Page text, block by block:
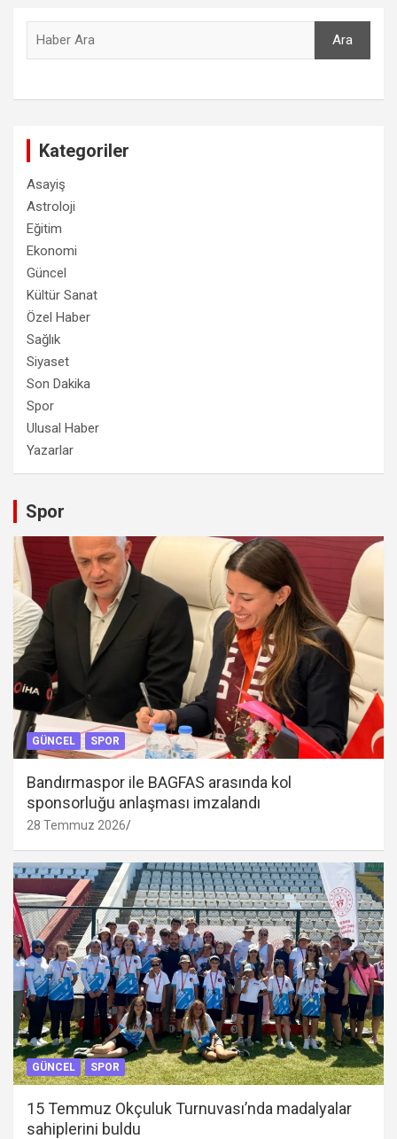
Ara
Kategoriler
Asayiş
Astroloji
Eğitim
Ekonomi
Güncel
Kültür Sanat
Özel Haber
Sağlık
Siyaset
Son Dakika
Spor
Ulusal Haber
Yazarlar
Spor
GÜNCEL SPOR
Bandırmaspor ile BAGFAS arasında kol
sponsorluğu anlaşması imzalandı
28 Temmuz 2026
GÜNCEL SPOR
15 Temmuz Okçuluk Turnuvası’nda madalyalar
sahiplerini buldu